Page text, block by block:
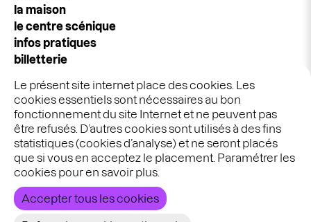
Le présent site internet place des cookies. Les
cookies essentiels sont nécessaires au bon
fonctionnement du site Internet et ne peuvent pas
être refusés. D’autres cookies sont utilisés à des fins
statistiques (cookies d’analyse) et ne seront placés
que si vous en acceptez le placement. Paramétrer les
cookies pour en savoir plus.
Accepter tous les cookies
la maison
le centre scénique
infos pratiques
billetterie
idées cadeaux
stages & ateliers
Graphisme :
Développement :